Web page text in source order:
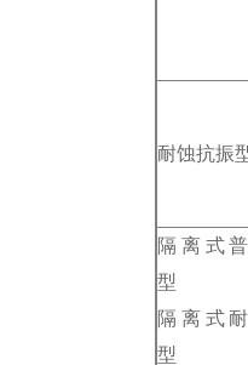
耐蚀抗振
隔离式
型
隔离式
型